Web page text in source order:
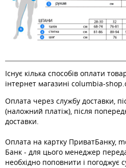
Існує кілька способів оплати
інтернет магазині columbia-
Оплата через службу доставки,
(наложний платіж), після
доставки.
Оплата на картку ПриватБанку,
Банк - для цього менеджер
необхідно поповнити і погоджує